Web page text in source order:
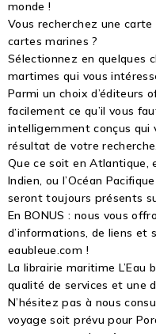
monde !
Vous recherchez une
cartes marines ?
Sélectionnez en quelques
martimes qui vous
Parmi un choix d’éditeurs
facilement ce qu’il vous
intelligemment conçus qui
résultat de votre recherche.
Que ce soit en Atlantique,
Indien, ou l’Océan
seront toujours présents
En BONUS : nous vous
d’informations, de liens et
eaubleue.com !
La librairie maritime L’Eau
qualité de services et une
N’hésitez pas à nous
voyage soit prévu pour